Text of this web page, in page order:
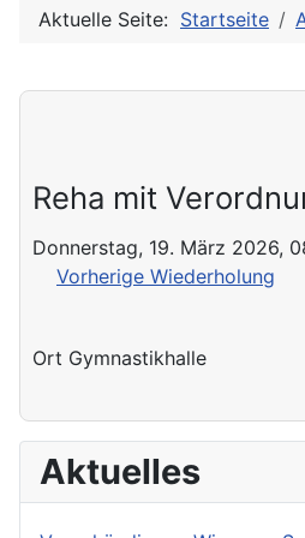
Aktuelle Seite: Startseite
Reha mit
Donnerstag, 19. März 2026,
Vorherige Wiederholung
Ort Gymnastikhalle
Aktuelles